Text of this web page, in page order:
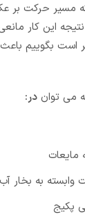
که مسیر حرکت
این کار
است بگوییم
می توان در:
مایعات
وابسته به بخار
پکیج